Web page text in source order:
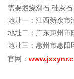
需要煅烧滑石.硅灰
地址一：江西新余市
地址二：广东惠州市
地址三：惠州市惠阳
官网 ：